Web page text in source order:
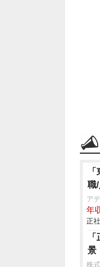
職
ア
年
正
景
株